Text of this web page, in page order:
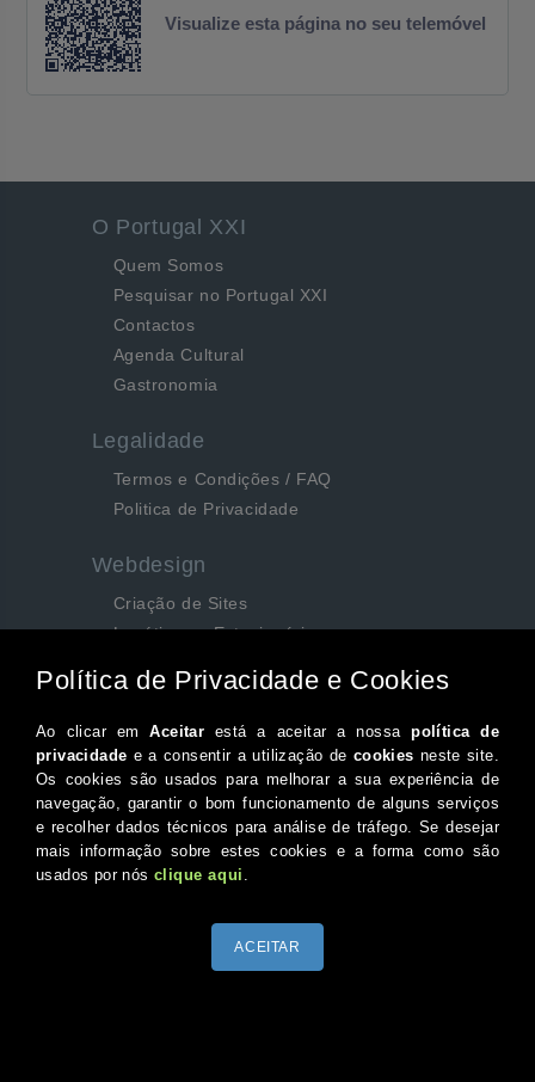
Visualize esta página no seu telemóvel
O Portugal XXI
Quem Somos
Pesquisar no Portugal XXI
Contactos
Agenda Cultural
Gastronomia
Legalidade
Termos e Condições / FAQ
Politica de Privacidade
Webdesign
Criação de Sites
Logótipos e Estacionários
Facebook
Instagram
Twitter
Canal do Youtube
© 2026 Portugal XXI Todos os direitos reservados.
Desenvolvido por Optimeios